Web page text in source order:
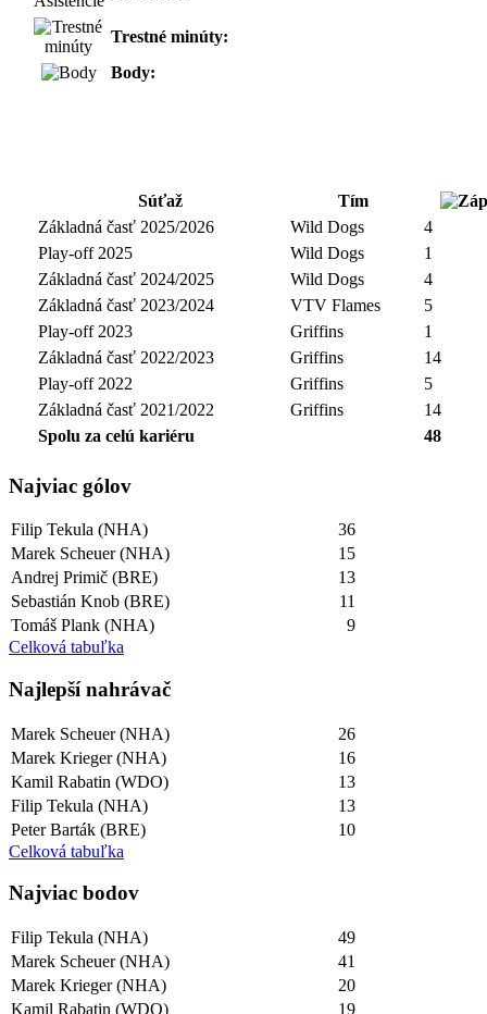
Trestné minúty:
Body:
Súťaž
Tím
Základná časť 2025/2026
Wild Dogs
4
Play-off 2025
Wild Dogs
1
Základná časť 2024/2025
Wild Dogs
4
Základná časť 2023/2024
VTV Flames
5
Play-off 2023
Griffins
1
Základná časť 2022/2023
Griffins
14
Play-off 2022
Griffins
5
Základná časť 2021/2022
Griffins
14
Spolu za celú kariéru
48
Najviac gólov
Filip Tekula (NHA)
36
Marek Scheuer (NHA)
15
Andrej Primič (BRE)
13
Sebastián Knob (BRE)
11
Tomáš Plank (NHA)
9
Celková tabuľka
Najlepší­ nahrávač
Marek Scheuer (NHA)
26
Marek Krieger (NHA)
16
Kamil Rabatin (WDO)
13
Filip Tekula (NHA)
13
Peter Barták (BRE)
10
Celková tabuľka
Najviac bodov
Filip Tekula (NHA)
49
Marek Scheuer (NHA)
41
Marek Krieger (NHA)
20
Kamil Rabatin (WDO)
19